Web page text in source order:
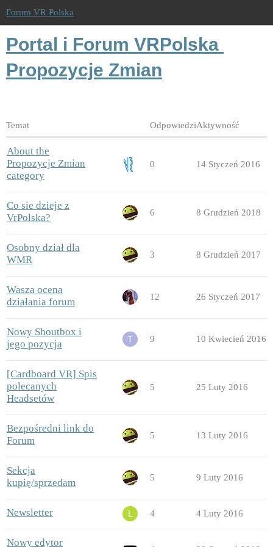
Forum VR Polska
Portal i Forum VRPolska
Propozycje Zmian
Temat OdpowiedziAktywność
About the
Propozycje Zmian
category
0 14 Styczeń 2016
Co sie dzieje z
VrPolska?
6 8 Grudzień 2018
Osobny dział dla
WMR
3 8 Grudzień 2017
Wasza ocena
działania forum
12 26 Styczeń 2017
Nowy Shoutbox i
jego pozycja
9 10 Kwiecień 2016
[Cardboard VR] Spis
polecanych
Headsetów
5 25 Luty 2016
Bezpośredni link do
Forum
5 13 Luty 2016
Sekcja
kupię/sprzedam
5 9 Luty 2016
Newsletter 4 4 Luty 2016
Nowy edytor